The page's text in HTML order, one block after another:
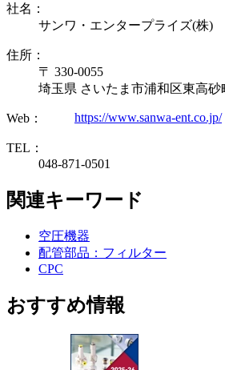
社名：
サンワ・エンタープライズ(株)
住所：
〒 330-0055
埼玉県 さいたま市浦和区東高砂
Web： https://www.sanwa-ent.co.jp/
TEL：
048-871-0501
関連キーワード
空圧機器
配管部品：フィルター
CPC
おすすめ情報